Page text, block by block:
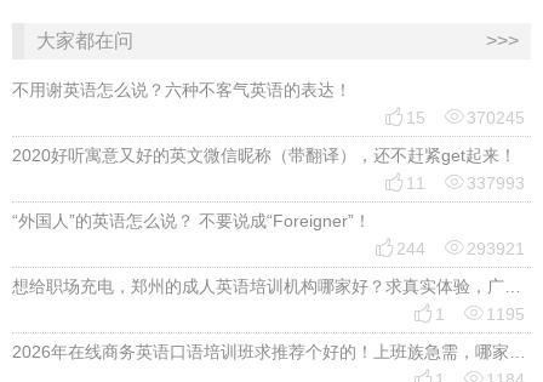
大家都在问 >>>
不用谢英语怎么说？六种不客气英语的表达！
 15 370245
2020好听寓意又好的英文微信昵称（带翻译），还不赶紧get起来！
 11 337993
“外国人”的英语怎么说？ 不要说成“Foreigner”！
 244 293921
想给职场充电，郑州的成人英语培训机构哪家好？求真实体验，广告勿扰，感谢！
 1 1195
2026年在线商务英语口语培训班求推荐个好的！上班族急需，哪家好？